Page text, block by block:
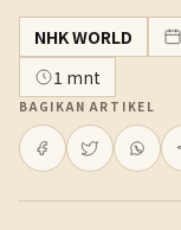
NHK WORLD
1 mnt
BAGIKAN ARTIKEL